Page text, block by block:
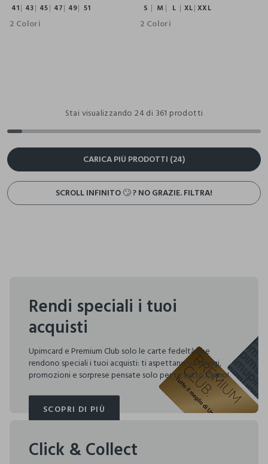
41 43 45 47 49 51
2 Colori
S M L XL XXL
2 Colori
Stai visualizzando 24 di 361 prodotti
CARICA PIÙ PRODOTTI (24)
SCROLL INFINITO 🙄 ? NO GRAZIE. FILTRA!
Rendi speciali i tuoi
acquisti
Upimcard e Premium Club solo le carte fedeltà che
rendono speciali i tuoi acquisti: ti aspettano vantaggi,
promozioni e sorprese pensate solo per te tutto l'anno!
SCOPRI DI PIÙ
SCOPRI DI PIÙ
Click & Collect